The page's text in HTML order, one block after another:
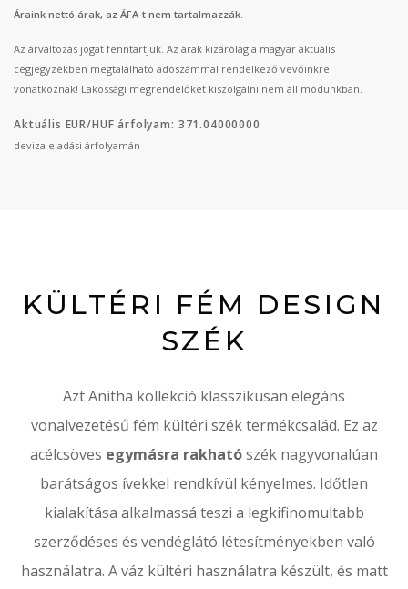
Áraink nettó árak, az ÁFA-t nem tartalmazzák.
Az árváltozás jogát fenntartjuk. Az árak kizárólag a magyar aktuális
cégjegyzékben megtalálható adószámmal rendelkező vevőinkre
vonatkoznak! Lakossági megrendelőket kiszolgálni nem áll módunkban.
Aktuális EUR/HUF árfolyam: 371.04000000
deviza eladási árfolyamán
KÜLTÉRI FÉM DESIGN
SZÉK
Azt Anitha kollekció klasszikusan elegáns
vonalvezetésű fém kültéri szék termékcsalád. Ez az
acélcsöves egymásra rakhatószék nagyvonalúan
barátságos ívekkel rendkívül kényelmes. Időtlen
kialakítása alkalmassá teszi a legkifinomultabb
szerződéses és vendéglátó létesítményekben való
használatra. A váz kültéri használatra készült, és matt